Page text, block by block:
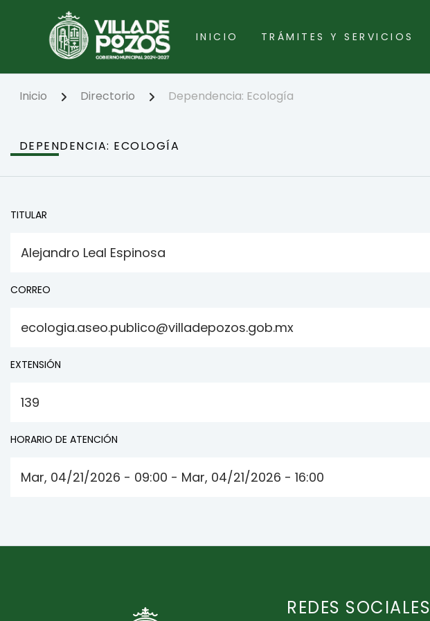
contenido
INICIO TRÁMITES Y SERVICIOS
Inicio Directorio Dependencia: Ecología
DEPENDENCIA: ECOLOGÍA
TITULAR
Alejandro Leal Espinosa
CORREO
ecologia.aseo.publico@villadepozos.gob.mx
EXTENSIÓN
139
HORARIO DE ATENCIÓN
Mar, 04/21/2026 - 09:00 - Mar, 04/21/2026 - 16:00
REDES SOCIALES